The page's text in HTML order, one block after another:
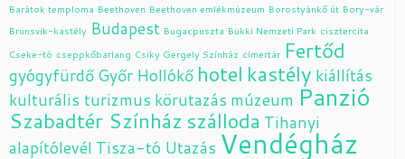
Barátok temploma Beethoven Beethoven emlékmúzeum Borostyánkő út Bory-vár
Brunsvik-kastély Budapest Bugacpuszta Bükki Nemzeti Park cisztercita
Cseke-tó cseppkőbarlang Csiky Gergely Színház címertár Fertőd
gyógyfürdő Győr Hollókő hotel kastély kiállítás
kulturális turizmus körutazás múzeum Panzió
Szabadtér Színház szálloda Tihanyi
alapítólevél Tisza-tó Utazás Vendégház